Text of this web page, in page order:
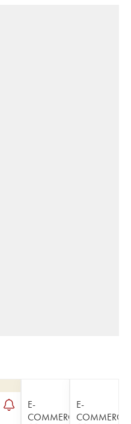
E-
COMMERCE
E-
COMMERCE